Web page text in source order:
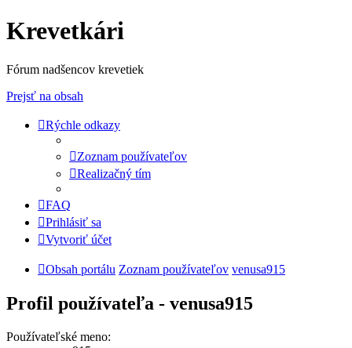
Krevetkári
Fórum nadšencov krevetiek
Prejsť na obsah
Rýchle odkazy
Zoznam používateľov
Realizačný tím
FAQ
Prihlásiť sa
Vytvoriť účet
Obsah portálu Zoznam používateľov venusa915
Profil používateľa - venusa915
Používateľské meno: